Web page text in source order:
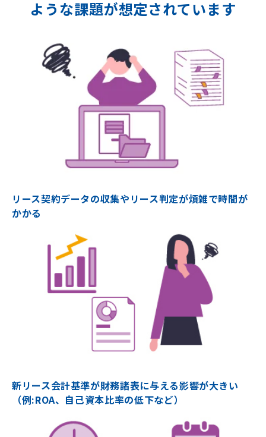
ような課題が想定されています
リース契約データの収集やリース判定が煩雑で時間が
かかる
新リース会計基準が財務諸表に与える影響が大きい
（例:ROA、自己資本比率の低下など）